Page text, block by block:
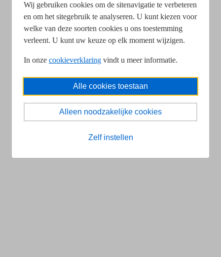
Wij gebruiken cookies om de sitenavigatie te verbeteren
en om het sitegebruik te analyseren. U kunt kiezen voor
welke van deze soorten cookies u ons toestemming
verleent. U kunt uw keuze op elk moment wijzigen.
In onze cookieverklaring vindt u meer informatie.
Alle cookies toestaan
Alleen noodzakelijke cookies
Zelf instellen